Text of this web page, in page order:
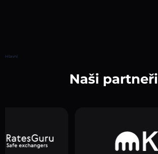
Hlavní
Naši partneři